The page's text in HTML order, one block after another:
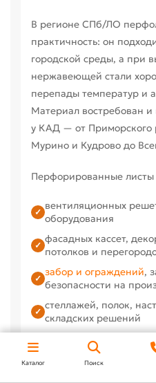
В регионе СПб/ЛО
практичность: он
городской среды, а при
нержавеющей стали
перепады температур и
Материал востребован
у КАД — от Приморского
Мурино и Кудрово до
Перфорированные листы
✓
вентиляционных
оборудования
✓
фасадных кассет,
потолков и
✓
забор и ограждений,
безопасности на
✓
стеллажей, полок,
складских решений
✓
Каталог Поиск